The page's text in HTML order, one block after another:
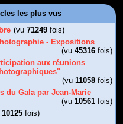
les plus vus
(vu71249 fois)
- Expositions
(vu 45316fois)
aux réunions
(vu 11058fois)
du Gala par Jean-Marie
(vu 10561fois)
10125 fois)